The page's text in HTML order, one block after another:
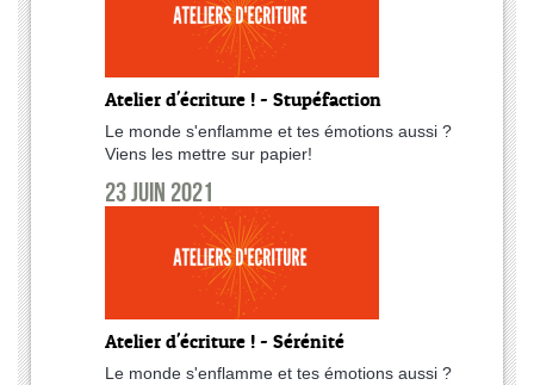
Atelier d'écriture ! - Stupéfaction
Le monde s'enflamme et tes émotions aussi ?
Viens les mettre sur papier!
23 juin 2021
Atelier d'écriture ! - Sérénité
Le monde s'enflamme et tes émotions aussi ?